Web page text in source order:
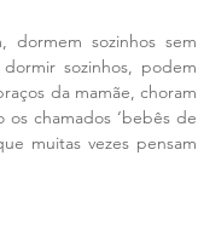
dormem sozinhos sem
sozinhos, podem
da mamãe, choram
chamados ‘bebês de
muitas vezes pensam